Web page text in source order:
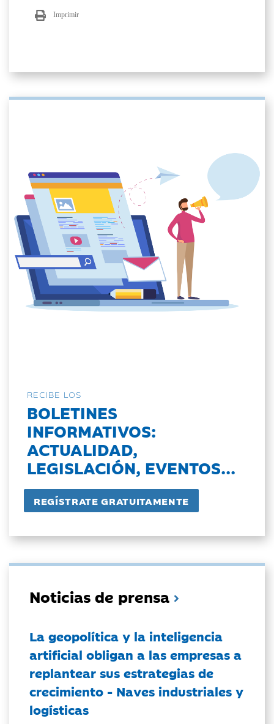
Imprimir
RECIBE LOS
BOLETINES
INFORMATIVOS:
ACTUALIDAD,
LEGISLACIÓN, EVENTOS...
Noticias de prensa
La geopolítica y la inteligencia
artificial obligan a las empresas a
replantear sus estrategias de
crecimiento - Naves industriales y
logísticas